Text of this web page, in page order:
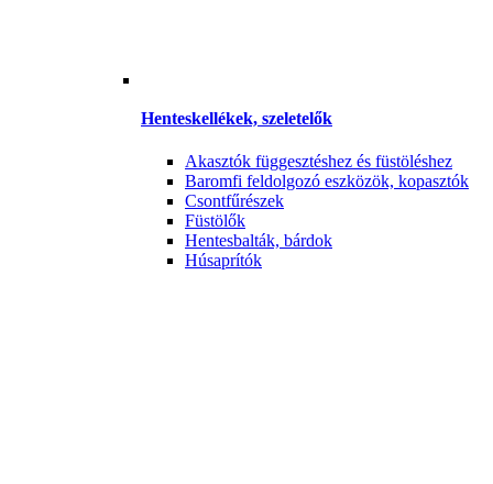
Henteskellékek, szeletelők
Akasztók függesztéshez és füstöléshez
Baromfi feldolgozó eszközök, kopasztók
Csontfűrészek
Füstölők
Hentesbalták, bárdok
Húsaprítók